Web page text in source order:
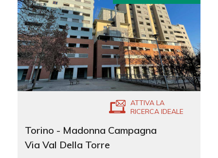
ATTIVA LA
RICERCA IDEALE
Torino - Madonna Campagna
Via Val Della Torre